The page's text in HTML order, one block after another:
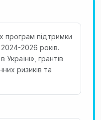
програм підтримки
2026 років.
Україні», грантів
ризиків та